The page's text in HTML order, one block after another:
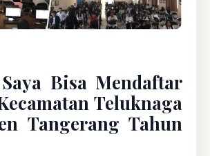
Bisa Mendaftar
Teluknaga
Tangerang Tahun